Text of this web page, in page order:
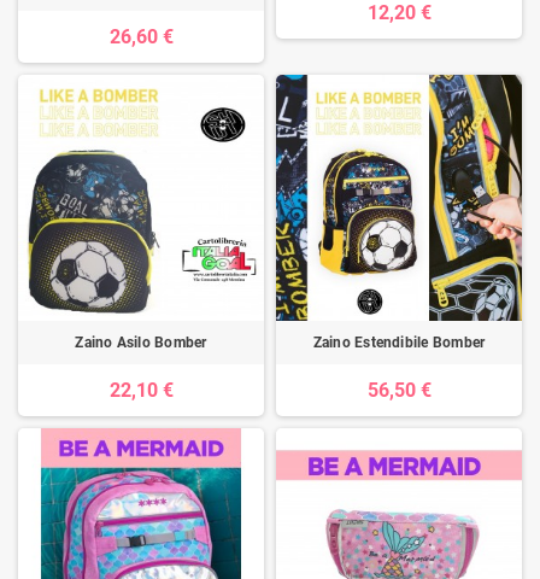
26,60 €
12,20 €
Zaino Asilo Bomber
22,10 €
Zaino Estendibile Bomber
56,50 €